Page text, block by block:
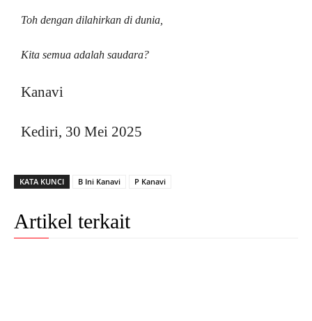
Toh dengan dilahirkan di dunia,
Kita semua adalah saudara?
Kanavi
Kediri, 30 Mei 2025
KATA KUNCI B Ini Kanavi P Kanavi
Artikel terkait